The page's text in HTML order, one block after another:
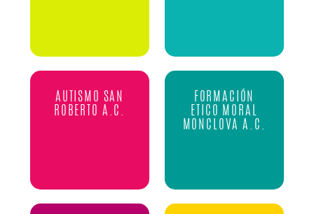
AUTISMO SAN
ROBERTO A.C.
FORMACIÓN
ETICO MORAL
MONCLOVA A.C.